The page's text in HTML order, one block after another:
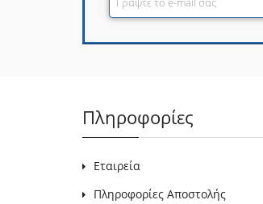
Πληροφορίες
Εταιρεία
Πληροφορίες Αποστολής